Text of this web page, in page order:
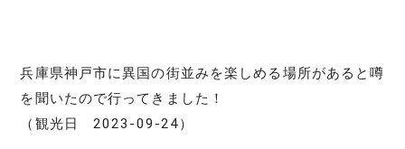
兵庫県神戸市に異国の街並みを楽しめる場所があると噂
を聞いたので行ってきました！
（観光日 2023-09-24）